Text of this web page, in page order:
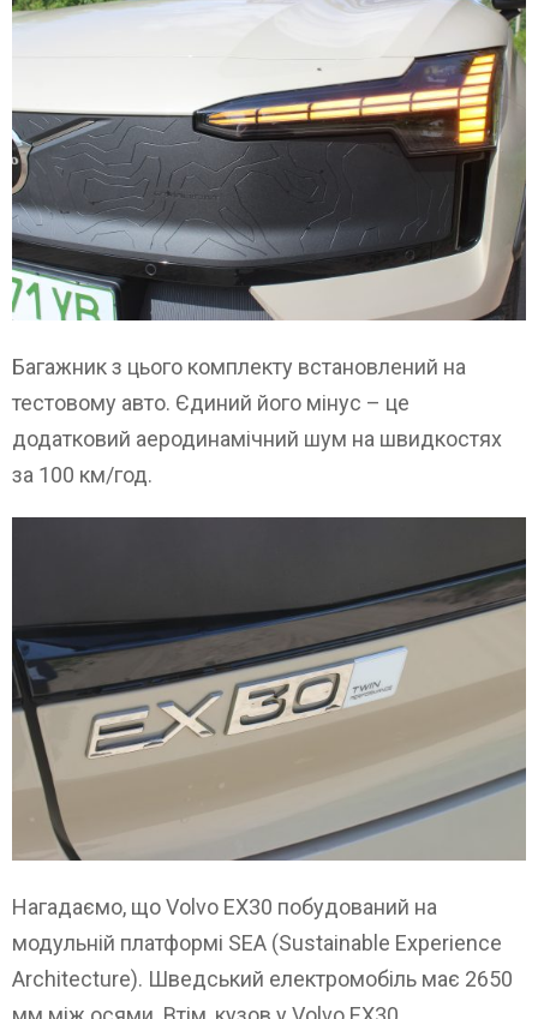
Багажник з цього комплекту встановлений на
тестовому авто. Єдиний його мінус – це
додатковий аеродинамічний шум на швидкостях
за 100 км/год.
Нагадаємо, що Volvo EX30 побудований на
модульній платформі SEA (Sustainable Experience
Architecture). Шведський електромобіль має 2650